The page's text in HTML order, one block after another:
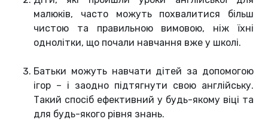
малюків, часто можуть похвалитися більш
чистою та правильною вимовою, ніж їхні
однолітки, що почали навчання вже у школі.
Батьки можуть навчати дітей за допомогою
ігор – і заодно підтягнути свою англійську.
Такий спосіб ефективний у будь-якому віці та
для будь-якого рівня знань.